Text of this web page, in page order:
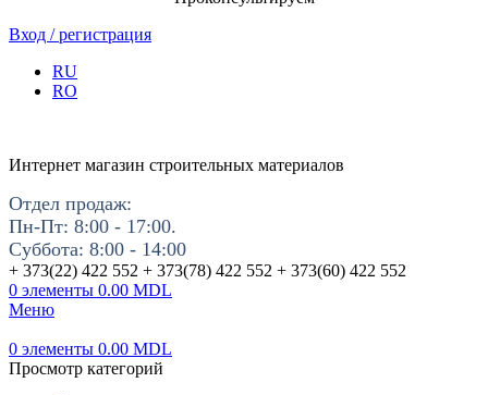
Вход / регистрация
RU
RO
Интернет магазин строительных материалов
Отдел продаж:
Пн-Пт: 8:00 - 17:00.
Суббота: 8:00 - 14:00
+ 373(22) 422 552 + 373(78) 422 552 + 373(60) 422 552
0 элементы 0.00 MDL
Меню
0 элементы 0.00 MDL
Просмотр категорий